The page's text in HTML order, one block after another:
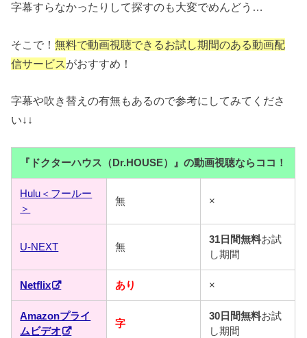
字幕すらなかったりして探すのも大変でめんどう…
そこで！無料で動画視聴できるお試し期間のある動画配
信サービス がおすすめ！
字幕や吹き替えの有無もあるので参考にしてみてくださ
い↓↓
『ドクターハウス（Dr.HOUSE）』の動画視聴ならココ！
Hulu＜フールー
＞
無 ×
U-NEXT 無
31日間無料お試
し期間
Netflix あり ×
Amazonプライ
ムビデオ
字
30日間無料お試
し期間